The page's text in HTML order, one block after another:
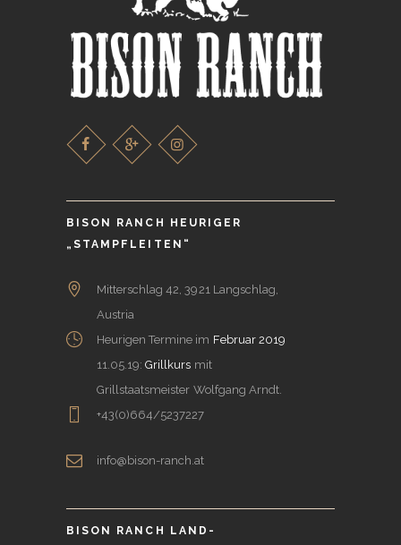
BISON RANCH HEURIGER
„STAMPFLEITEN“
Mitterschlag 42, 3921 Langschlag,
Austria
Heurigen Termine im Februar 2019
11.05.19:Grillkurs mit
Grillstaatsmeister Wolfgang Arndt.
+43(0)664/5237227
info@bison-ranch.at
BISON RANCH LAND-